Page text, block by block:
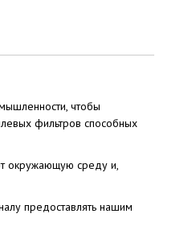
чтобы
фильтров способных
окружающую среду и,
предоставлять нашим